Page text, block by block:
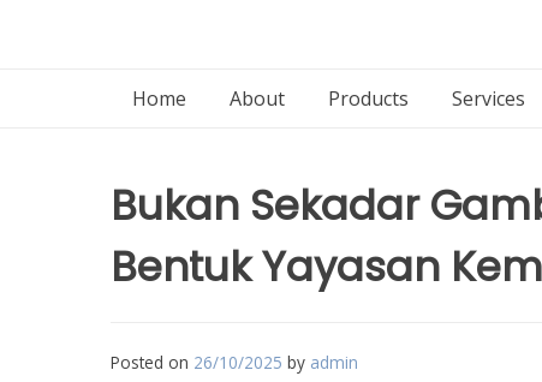
Home About Products Services
Bukan Sekadar
Bentuk Yayasan
Posted on 26/10/2025 by admin